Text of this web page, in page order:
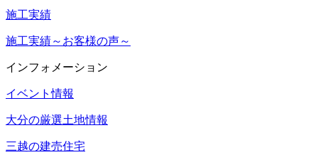
施工実績
施工実績～お客様の声～
インフォメーション
イベント情報
大分の厳選土地情報
三越の建売住宅